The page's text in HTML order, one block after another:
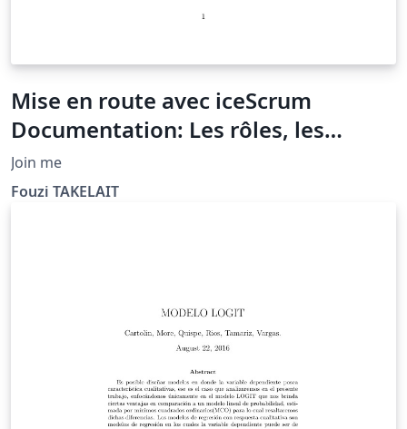
Mise en route avec iceScrum
Documentation: Les rôles, les
équipes et les projets
Join me
Fouzi TAKELAIT